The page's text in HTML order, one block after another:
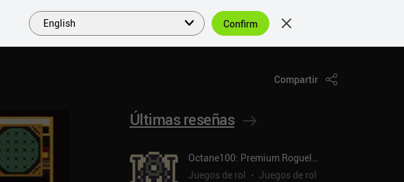
COLECCIONES TOP ES
Compartir
Últimas reseñas
Octane100: Premium Roguelike
Juegos de rol
Juegos de rol
English Confirm